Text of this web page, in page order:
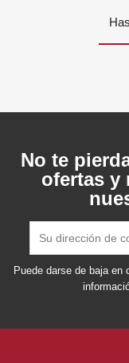
No te
ofertas y
Puede darse de baja